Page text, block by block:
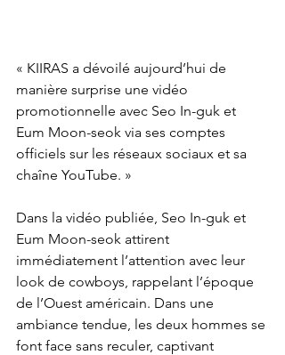
« KIIRAS a dévoilé aujourd’hui de
manière surprise une vidéo
promotionnelle avec Seo In-guk et
Eum Moon-seok via ses comptes
officiels sur les réseaux sociaux et sa
chaîne YouTube. »
Dans la vidéo publiée, Seo In-guk et
Eum Moon-seok attirent
immédiatement l’attention avec leur
look de cowboys, rappelant l’époque
de l’Ouest américain. Dans une
ambiance tendue, les deux hommes se
font face sans reculer, captivant